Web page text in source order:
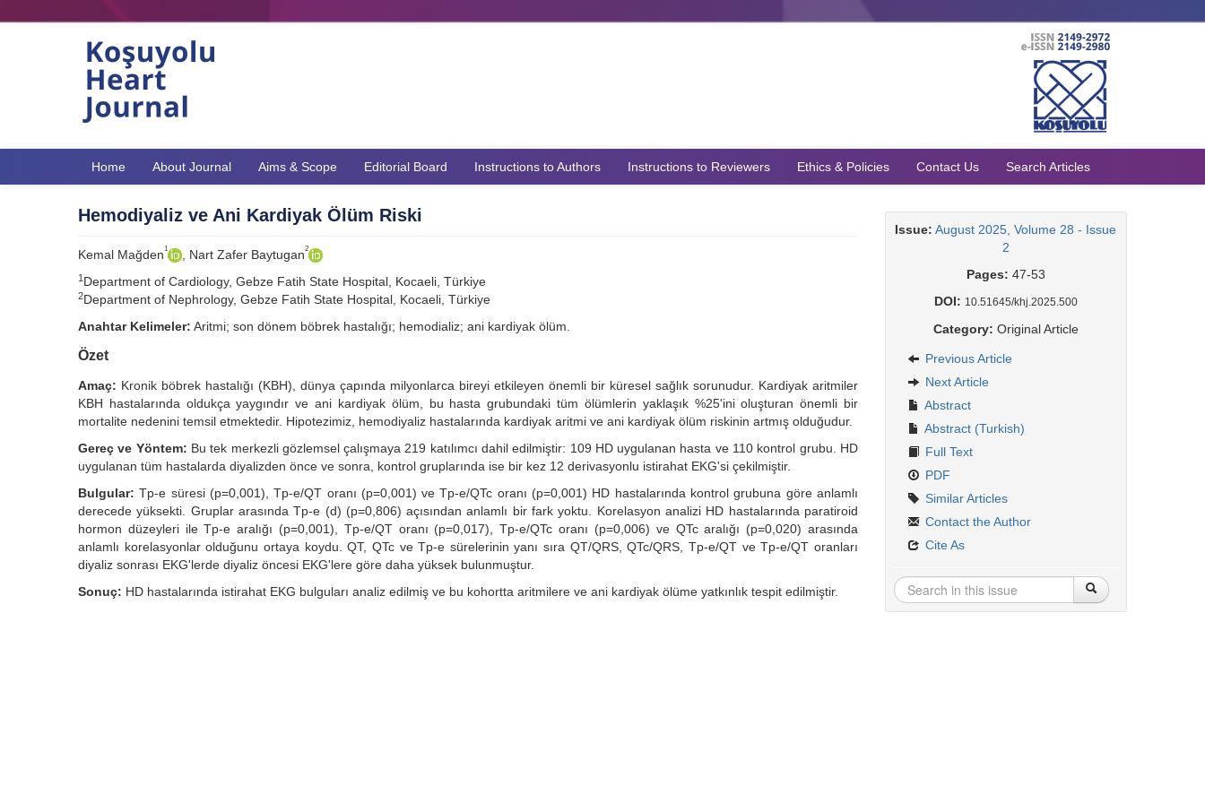
Home About Journal Aims & Scope Editorial Board Instructions to Authors Instructions to Reviewers Ethics & Policies Contact Us Search Articles
Hemodiyaliz ve Ani Kardiyak Ölüm Riski
Kemal Mağden1 , Nart Zafer Baytugan2
1 Department of Cardiology, Gebze Fatih State Hospital, Kocaeli, Türkiye
2Department of Nephrology, Gebze Fatih State Hospital, Kocaeli, Türkiye
Anahtar Kelimeler: Aritmi; son dönem böbrek hastalığı; hemodializ; ani kardiyak ölüm.
Özet
Amaç: Kronik böbrek hastalığı (KBH), dünya çapında milyonlarca bireyi etkileyen önemli bir küresel sağlık sorunudur. Kardiyak aritmiler
KBH hastalarında oldukça yaygındır ve ani kardiyak ölüm, bu hasta grubundaki tüm ölümlerin yaklaşık %25'ini oluşturan önemli bir
mortalite nedenini temsil etmektedir. Hipotezimiz, hemodiyaliz hastalarında kardiyak aritmi ve ani kardiyak ölüm riskinin artmış olduğudur.
Gereç ve Yöntem: Bu tek merkezli gözlemsel çalışmaya 219 katılımcı dahil edilmiştir: 109 HD uygulanan hasta ve 110 kontrol grubu. HD
uygulanan tüm hastalarda diyalizden önce ve sonra, kontrol gruplarında ise bir kez 12 derivasyonlu istirahat EKG'si çekilmiştir.
Bulgular: Tp-e süresi (p=0,001), Tp-e/QT oranı (p=0,001) ve Tp-e/QTc oranı (p=0,001) HD hastalarında kontrol grubuna göre anlamlı
derecede yüksekti. Gruplar arasında Tp-e (d) (p=0,806) açısından anlamlı bir fark yoktu. Korelasyon analizi HD hastalarında paratiroid
hormon düzeyleri ile Tp-e aralığı (p=0,001), Tp-e/QT oranı (p=0,017), Tp-e/QTc oranı (p=0,006) ve QTc aralığı (p=0,020) arasında
anlamlı korelasyonlar olduğunu ortaya koydu. QT, QTc ve Tp-e sürelerinin yanı sıra QT/QRS, QTc/QRS, Tp-e/QT ve Tp-e/QT oranları
diyaliz sonrası EKG'lerde diyaliz öncesi EKG'lere göre daha yüksek bulunmuştur.
Sonuç: HD hastalarında istirahat EKG bulguları analiz edilmiş ve bu kohortta aritmilere ve ani kardiyak ölüme yatkınlık tespit edilmiştir.
Issue: August 2025, Volume 28 - Issue
2
Pages: 47-53
DOI: 10.51645/khj.2025.500
Category: Original Article
Previous Article
Next Article
Abstract
Abstract (Turkish)
Full Text
PDF
Similar Articles
Contact the Author
Cite As